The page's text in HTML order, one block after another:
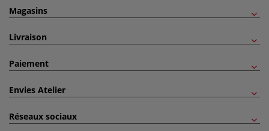
Magasins
Livraison
Paiement
Envies Atelier
Réseaux sociaux